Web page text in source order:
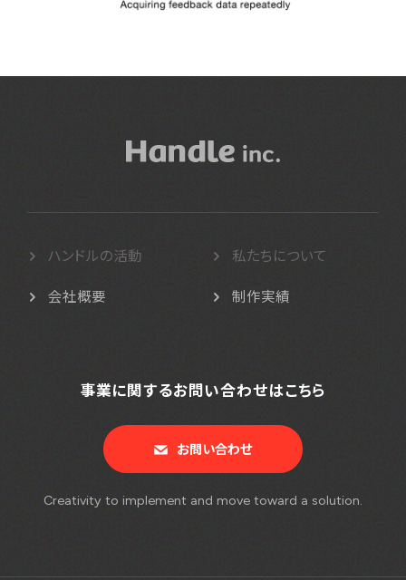
ハンドルの活動 私たちについて
会社概要 制作実績
事業に関するお問い合わせはこちら
お問い合わせ
Creativity to implement and move toward a solution.